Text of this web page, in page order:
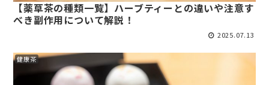
【薬草茶の種類一覧】ハーブティーとの違いや注意す
べき副作用について解説！
2025.07.13
健康茶